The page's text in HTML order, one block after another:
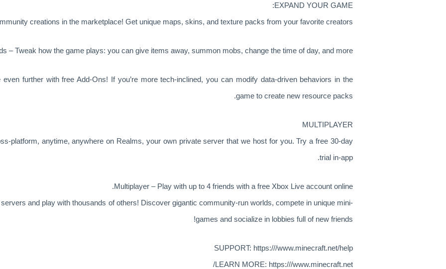
EXPAND YOUR GAME:
creations in the marketplace! Get unique maps, skins, and texture packs from your favorite creators.
– Tweak how the game plays: you can give items away, summon mobs, change the time of day, and more.
further with free Add-Ons! If you’re more tech-inclined, you can modify data-driven behaviors in the
game to create new resource packs.
MULTIPLAYER
platform, anytime, anywhere on Realms, your own private server that we host for you. Try a free 30-day
trial in-app.
Multiplayer – Play with up to 4 friends with a free Xbox Live account online.
and play with thousands of others! Discover gigantic community-run worlds, compete in unique mini-
games and socialize in lobbies full of new friends!
SUPPORT: https:///www.minecraft.net/help
LEARN MORE: https:///www.minecraft.net/